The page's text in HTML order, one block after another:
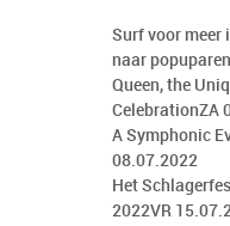
Surf voor meer
naar
Queen, the
CelebrationZA
A Symphonic
08.07.2022
Het
2022VR